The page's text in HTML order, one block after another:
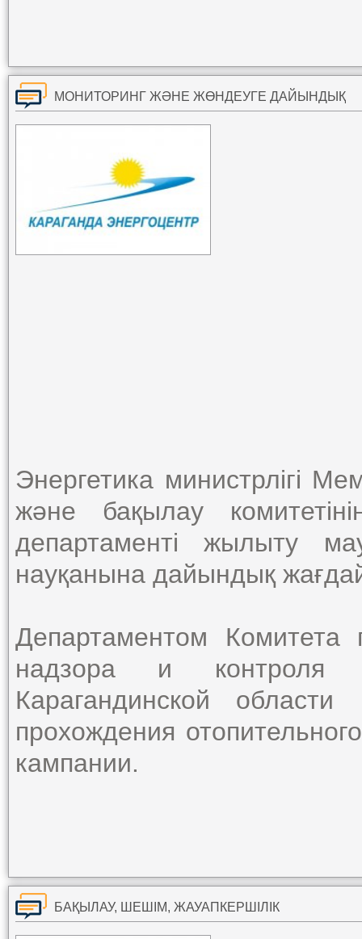
МОНИТОРИНГ ЖӘНЕ ЖӨНДЕУГЕ ДАЙЫНДЫҚ
Энергетика министрлігі
және бақылау
департаменті жылыту
науқанына дайындық
Департаментом Комитета
надзора и контроля
Карагандинской
прохождения
кампании.
БАҚЫЛАУ, ШЕШІМ, ЖАУАПКЕРШІЛІК